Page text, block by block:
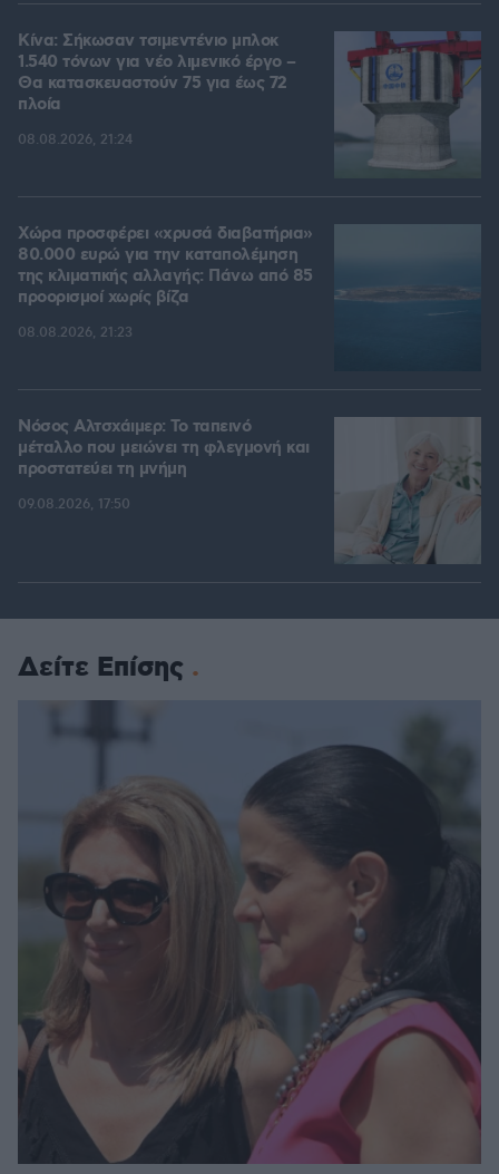
Κίνα: Σήκωσαν τσιμεντένιο μπλοκ
1.540 τόνων για νέο λιμενικό έργο –
Θα κατασκευαστούν 75 για έως 72
πλοία
08.08.2026, 21:24
Χώρα προσφέρει «χρυσά διαβατήρια»
80.000 ευρώ για την καταπολέμηση
της κλιματικής αλλαγής: Πάνω από 85
προορισμοί χωρίς βίζα
08.08.2026, 21:23
Νόσος Αλτσχάιμερ: Το ταπεινό
μέταλλο που μειώνει τη φλεγμονή και
προστατεύει τη μνήμη
09.08.2026, 17:50
Δείτε Επίσης